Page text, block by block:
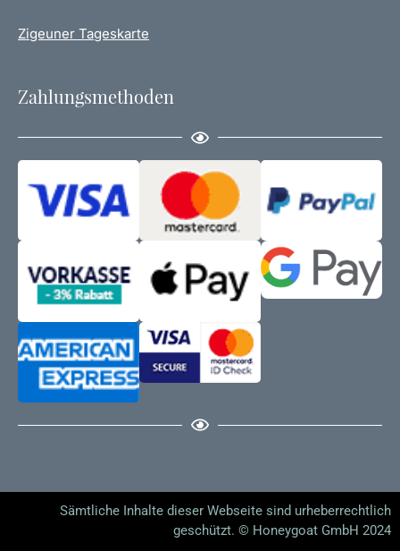
Zigeuner Tageskarte
Zahlungsmethoden
Sämtliche Inhalte dieser Webseite sind urheberrechtlich
geschützt. © Honeygoat GmbH 2024